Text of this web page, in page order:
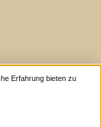
Erfahrung bieten zu